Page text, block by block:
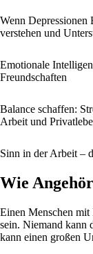
Wenn Depressionen
verstehen und
Emotionale
Freundschaften
Balance schaffen:
Arbeit und
Sinn in der Arbeit –
Wie
Einen Menschen mit
sein. Niemand kann
kann einen großen